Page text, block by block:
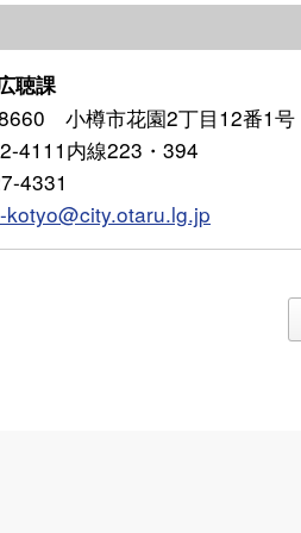
聴課
小樽市花園2丁目12番1号
4111内線223・394
4331
kotyo@city.otaru.lg.jp